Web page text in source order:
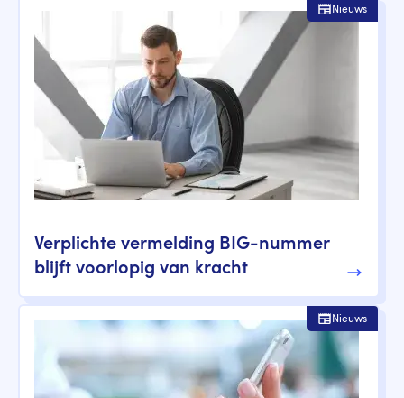
Verplichte vermelding BIG-nummer
blijft voorlopig van kracht
Nieuws
Nieuws